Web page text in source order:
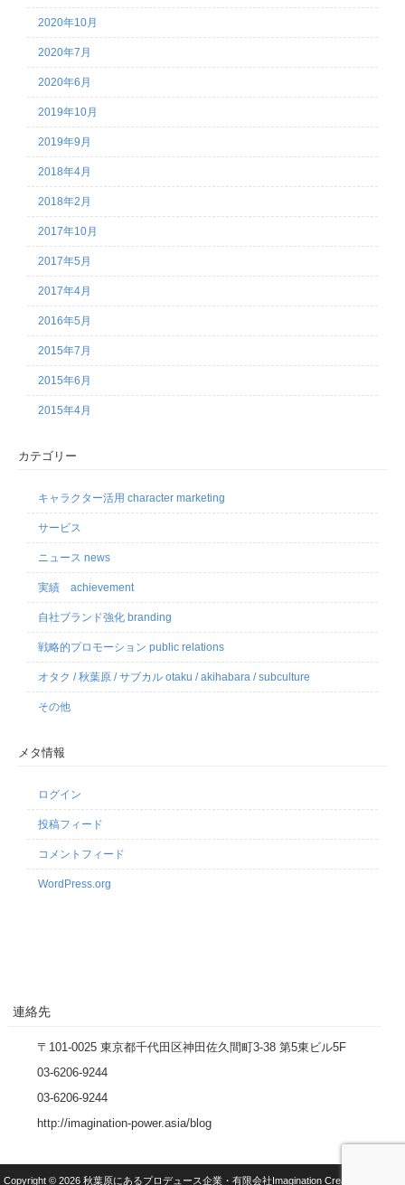
2020年10月
2020年7月
2020年6月
2019年10月
2019年9月
2018年4月
2018年2月
2017年10月
2017年5月
2017年4月
2016年5月
2015年7月
2015年6月
2015年4月
カテゴリー
キャラクター活用 character marketing
サービス
ニュース news
実績 achievement
自社ブランド強化 branding
戦略的プロモーション public relations
オタク / 秋葉原 / サブカル otaku / akihabara / subculture
その他
メタ情報
ログイン
投稿フィード
コメントフィード
WordPress.org
連絡先
〒101-0025 東京都千代田区神田佐久間町3-38 第5東ビル5F
03-6206-9244
03-6206-9244
http://imagination-power.asia/blog
Copyright © 2026 秋葉原にあるプロデュース企業・有限会社Imagination Creative（イマク